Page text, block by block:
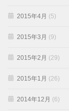
2015年4月 (5)
2015年3月 (9)
2015年2月 (29)
2015年1月 (26)
2014年12月 (6)